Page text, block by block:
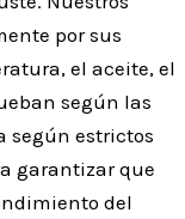
por sus
el aceite, el
según las
según estrictos
garantizar que
del